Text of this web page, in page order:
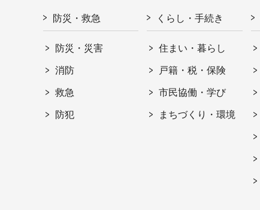
防災・救急
防災・災害
消防
救急
防犯
くらし・手続き
住まい・暮らし
戸籍・税・保険
市民協働・学び
まちづくり・環境